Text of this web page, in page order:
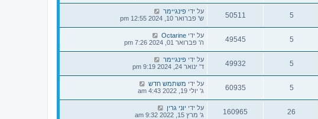
5
50511 על ידי פינגיימר
ש' פברואר 10, 2024 12:55 pm
5
49545 על ידי Octarine
ה' פברואר 01, 2024 7:26 pm
5
49932 על ידי פינגיימר
ד' ינואר 24, 2024 9:19 pm
5
60935 על ידי משתמש חדש
ג' יולי 19, 2022 4:43 am
26
160965 על ידי יוני גרין
ג' מרץ 15, 2022 9:32 am